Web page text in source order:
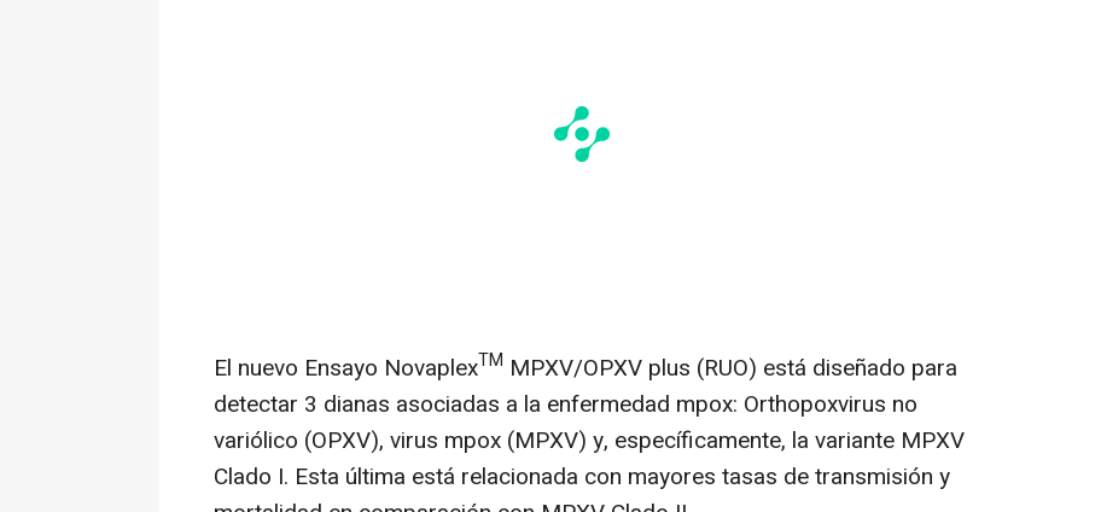
El nuevo Ensayo NovaplexTM MPXV/OPXV plus (RUO) está diseñado para
detectar 3 dianas asociadas a la enfermedad mpox: Orthopoxvirus no
variólico (OPXV), virus mpox (MPXV) y, específicamente, la variante MPXV
Clado I. Esta última está relacionada con mayores tasas de transmisión y